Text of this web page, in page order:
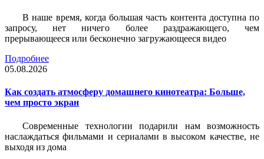
В наше время, когда большая часть контента доступна по
запросу, нет ничего более раздражающего, чем
прерывающееся или бесконечно загружающееся видео
Подробнее
05.08.2026
Как создать атмосферу домашнего кинотеатра: Больше,
чем просто экран
Современные технологии подарили нам возможность
наслаждаться фильмами и сериалами в высоком качестве, не
выходя из дома